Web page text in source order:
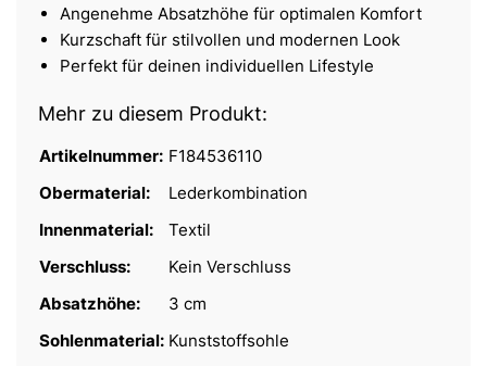
Angenehme Absatzhöhe für optimalen Komfort
Kurzschaft für stilvollen und modernen Look
Perfekt für deinen individuellen Lifestyle
Mehr zu diesem Produkt:
Artikelnummer: F184536110
Obermaterial:
Lederkombination
Innenmaterial:
Textil
Verschluss:
Kein Verschluss
Absatzhöhe:
3 cm
Sohlenmaterial: Kunststoffsohle